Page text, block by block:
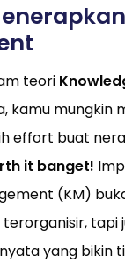
teori
kamu mungkin
effort buat
it banget!
(KM)
tapi
yang bikin